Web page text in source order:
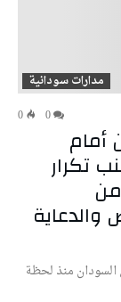
مدارات سودانية
0
أمام
تكرار
والدعاية
السودان منذ لحظة